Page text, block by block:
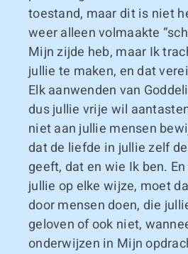
toestand, maar dit is niet
weer alleen volmaakte
Mijn zijde heb, maar Ik
jullie te maken, en dat
Elk aanwenden van
dus jullie vrije wil
niet aan jullie mensen
dat de liefde in jullie zelf
geeft, dat en wie Ik ben.
jullie op elke wijze, moet
door mensen doen, die
geloven of ook niet,
onderwijzen in Mijn